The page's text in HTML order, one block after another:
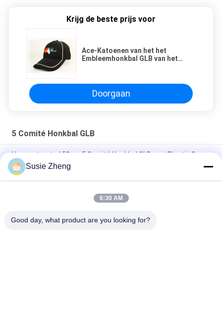
Krijg de beste prijs voor
Ace-Katoenen van het het
Embleemhonkbal GLB van het
Doorgaan
5 Comité Honkbal GLB
Unconstructed 58cm 5 Comité Honkbal GLB met Plastic Gesp
Gepersonaliseerd Borduurwerk 5 Comité Hoed 5660CM van de
Honkbalglb Papa Grootte
Echte het Honkbalhoeden van de Leer Materiële Douane voor
Susie Zheng
6:30 AM
Good day, what product are you looking for?